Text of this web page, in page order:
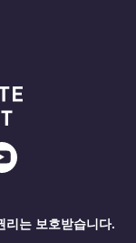
는 보호받습니다.